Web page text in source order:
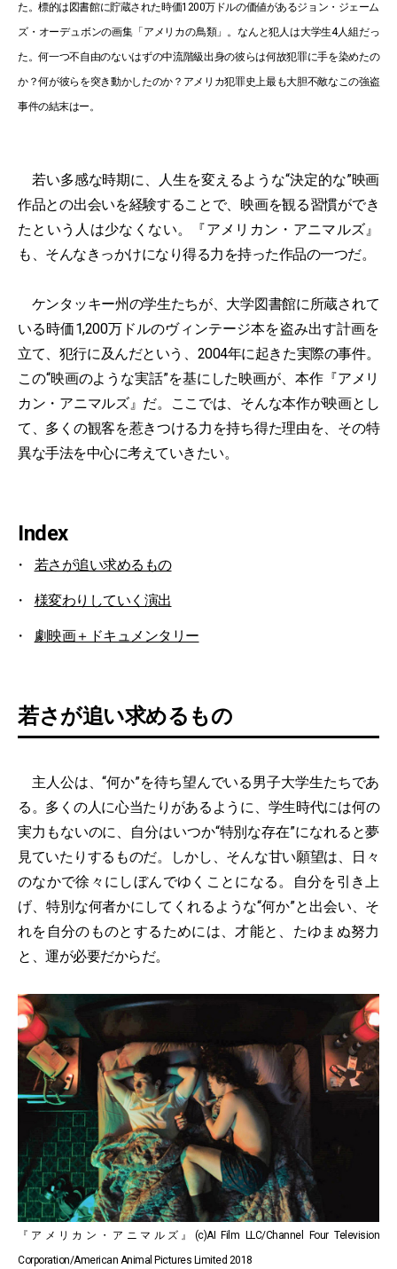
た。標的は図書館に貯蔵された時価1200万ドルの価値があるジョン・ジェーム
ズ・オーデュボンの画集「アメリカの鳥類」。なんと犯人は大学生4人組だっ
た。何一つ不自由のないはずの中流階級出身の彼らは何故犯罪に手を染めたの
か？何が彼らを突き動かしたのか？アメリカ犯罪史上最も大胆不敵なこの強盗
事件の結末はー。
若い多感な時期に、人生を変えるような“決定的な”映画
作品との出会いを経験することで、映画を観る習慣ができ
たという人は少なくない。『アメリカン・アニマルズ』
も、そんなきっかけになり得る力を持った作品の一つだ。
ケンタッキー州の学生たちが、大学図書館に所蔵されて
いる時価1,200万ドルのヴィンテージ本を盗み出す計画を
立て、犯行に及んだという、2004年に起きた実際の事件。
この“映画のような実話”を基にした映画が、本作『アメリ
カン・アニマルズ』だ。ここでは、そんな本作が映画とし
て、多くの観客を惹きつける力を持ち得た理由を、その特
異な手法を中心に考えていきたい。
Index
若さが追い求めるもの
様変わりしていく演出
劇映画＋ドキュメンタリー
若さが追い求めるもの
主人公は、“何か”を待ち望んでいる男子大学生たちであ
る。多くの人に心当たりがあるように、学生時代には何の
実力もないのに、自分はいつか“特別な存在”になれると夢
見ていたりするものだ。しかし、そんな甘い願望は、日々
のなかで徐々にしぼんでゆくことになる。自分を引き上
げ、特別な何者かにしてくれるような“何か”と出会い、そ
れを自分のものとするためには、才能と、たゆまぬ努力
と、運が必要だからだ。
『アメリカン・アニマルズ』(c)AI Film LLC/Channel Four Television
Corporation/American Animal Pictures Limited 2018